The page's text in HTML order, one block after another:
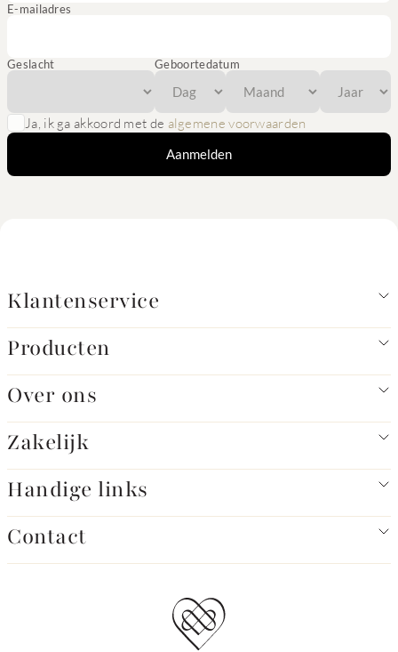
E-mailadres
Geslacht Geboortedatum
Ja, ik ga akkoord met de algemene voorwaarden
Aanmelden
Klantenservice
Producten
Over ons
Zakelijk
Handige links
Contact